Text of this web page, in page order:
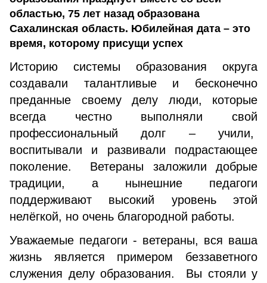
областью, 75 лет назад образована
Сахалинская область. Юбилейная дата – это
время, которому присущи успех
Историю системы образования округа
создавали талантливые и бесконечно
преданные своему делу люди, которые
всегда честно выполняли свой
профессиональный долг – учили,
воспитывали и развивали подрастающее
поколение. Ветераны заложили добрые
традиции, а нынешние педагоги
поддерживают высокий уровень этой
нелёгкой, но очень благородной работы.
Уважаемые педагоги - ветераны, вся ваша
жизнь является примером беззаветного
служения делу образования. Вы стояли у